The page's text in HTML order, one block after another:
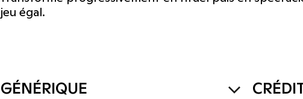
jeu égal.
GÉNÉRIQUE